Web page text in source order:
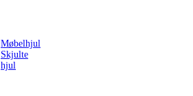
Møbelhjul
Skjulte
hjul